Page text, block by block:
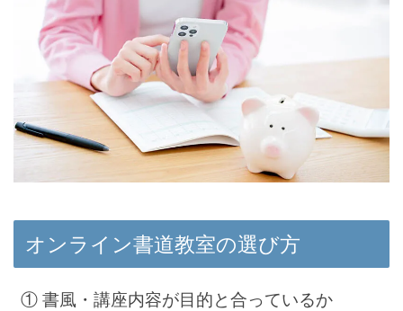
オンライン書道教室の選び方
① 書風・講座内容が目的と合っているか